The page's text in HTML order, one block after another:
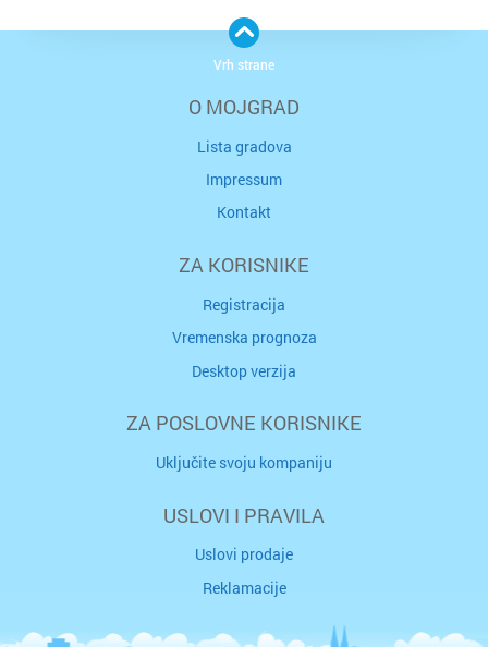
O MOJGRAD
Lista gradova
Impressum
Kontakt
ZA KORISNIKE
Registracija
Vremenska prognoza
Desktop verzija
ZA POSLOVNE KORISNIKE
Uključite svoju kompaniju
USLOVI I PRAVILA
Uslovi prodaje
Reklamacije
Vrh strane